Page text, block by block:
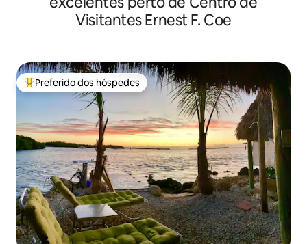
Visitantes Ernest F. Coe
Entre os melhores preferidos dos hóspedes
Preferido dos hóspedes